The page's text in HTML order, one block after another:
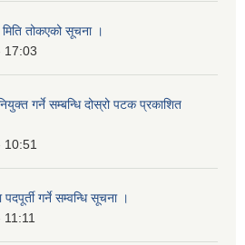
मिति तोकएको सूचना ।
17:03
गर्ने सम्बन्धि दोस्रो पटक प्रकाशित
गर्ने सम्वन्धि सूचना ।